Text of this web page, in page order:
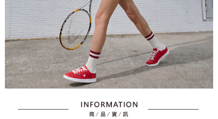
【注意事項】
１．透過由恩沛科技股份有限公司提供之「AFTEE先享後付」服務完成之交
易，需依本服務之必要範圍內提供個人資料，並將交易相關給付款項請求債
權轉讓予恩沛科技股份有限公司。
２．關於個人資料處理事宜，請瀏覽以下網址：
https://aftee.tw/terms/#terms3
３．未成年的使用者請事先徵得法定代理人或監護人之同意方可使用
「AFTEE先享後付」，若未經同意申辦者引起之損失，本公司不負相關責
任。
４．使用「AFTEE先享後付」時，將依據個別帳號之用戶狀況，依本公司即
５．嚴禁一人註冊多個帳號或使用他人資訊註冊。若發現惡意使用之情形，
7-11取貨付款
免運費
付款後7-11取貨
免運費
宅配
免運費